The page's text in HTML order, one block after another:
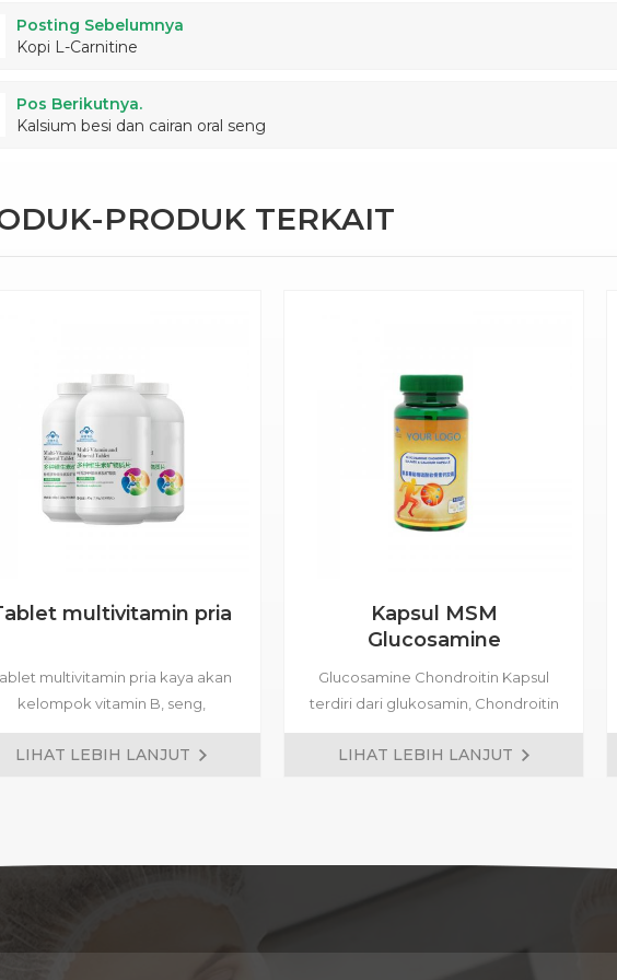
Posting Sebelumnya
Kopi L-Carnitine
Pos Berikutnya.
Kalsium besi dan cairan oral seng
PRODUK TERKAIT
multivitamin pria
multivitamin pria kaya akan
kelompok vitamin B, seng,
selenium dan lainnya nutrisi.
siap pakai tersedia, dan
LIHAT LEBIH LANJUT
Kapsul MSM
Glucosamine
Chondroitin
Glucosamine Chondroitin Kapsul
terdiri dari glukosamin, Chondroitin
sulfat, dan dimethyl Sulfon (MSM)
Sebagai komponen utama Ini
pelumas, meningkatkan kepadatan
LIHAT LEBIH LANJUT